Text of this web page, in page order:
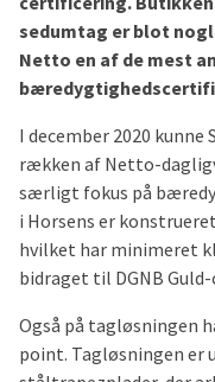
sedumtag er blot
Netto en af de mest
I december 2020
rækken af Netto-
særligt fokus på
i Horsens er
hvilket har minimeret
bidraget til DGNB
Også på tagløsningen
point. Tagløsningen er